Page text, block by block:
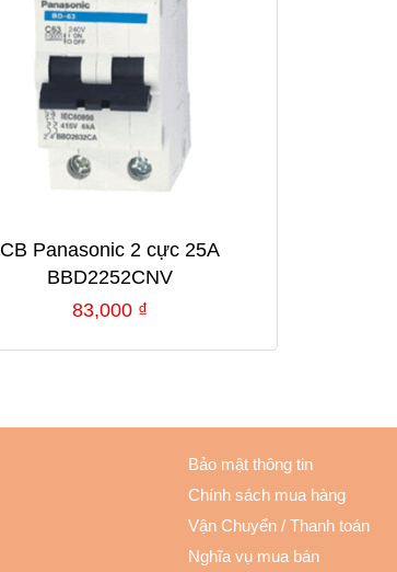
CB Panasonic 2 cực 25A
BBD2252CNV
83,000 ₫
Bảo mật thông tin
Chính sách mua hàng
Vận Chuyển /Thanh toán
Nghĩa vụ mua bán